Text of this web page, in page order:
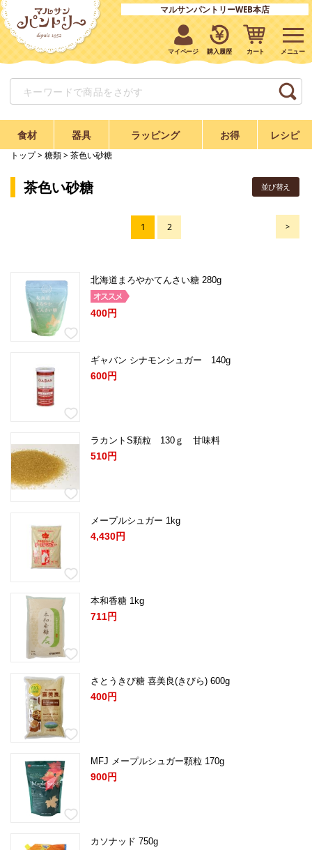
マルサンパントリーWEB本店
マイページ 購入履歴 カート
食材 器具 ラッピング お得 レシピ
トップ> 糖類> 茶色い砂糖
並び替え
茶色い砂糖
>
1 2
北海道まろやかてんさい糖 280g
400円
ギャバン シナモンシュガー 140g
600円
ラカントS顆粒 130ｇ 甘味料
510円
メープルシュガー 1kg
4,430円
本和香糖 1kg
711円
さとうきび糖 喜美良(きびら) 600g
400円
MFJ メープルシュガー顆粒 170g
900円
カソナッド 750g